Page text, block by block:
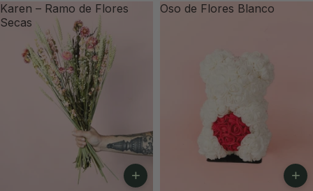
Karen – Ramo de Flores
Secas
+
Oso de Flores Blanco
+